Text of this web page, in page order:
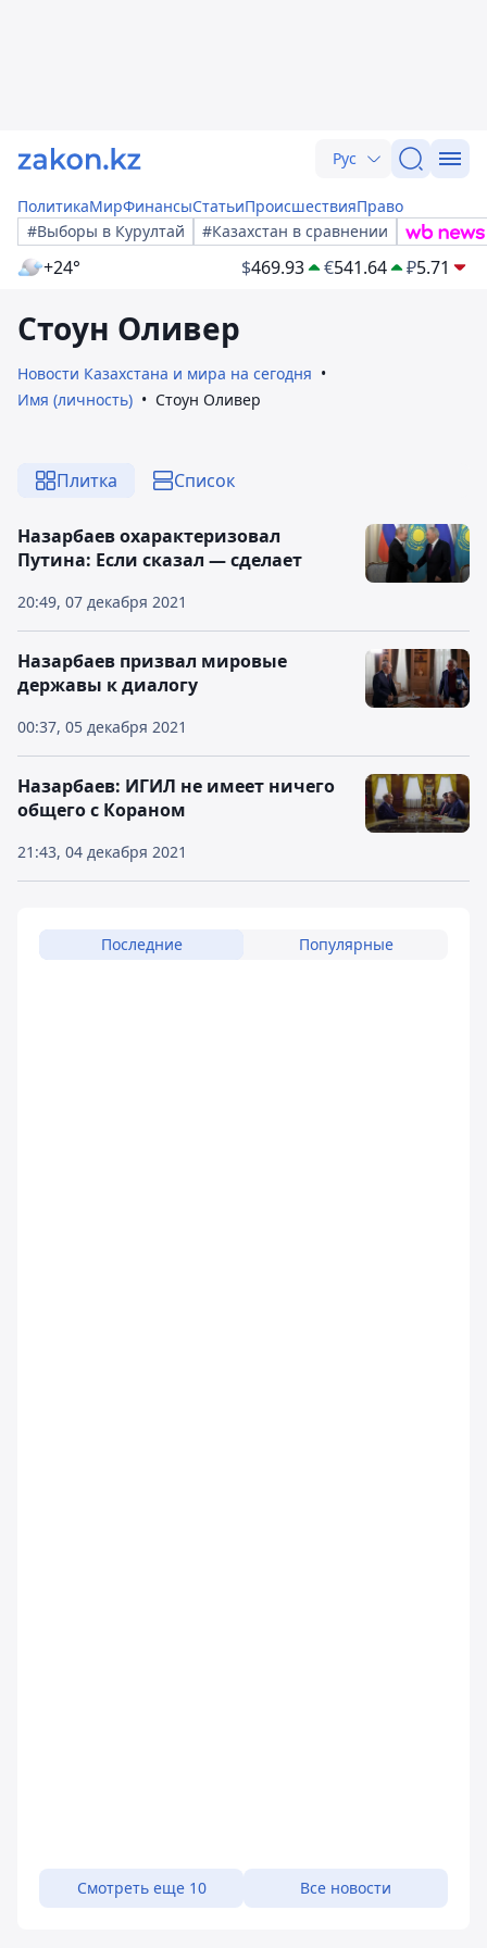
Рус
ПолитикаМирФинансыСтатьиПроисшествияПраво
#Выборы в Курултай
#Казахстан в сравнении
+24° $469.93 €541.64 ₽5.71
Стоун Оливер
Новости Казахстана и мира на сегодня
Имя (личность)
Стоун Оливер
Плитка Список
20:49, 07 декабря 2021
Назарбаев охарактеризовал
Путина: Если сказал — сделает
00:37, 05 декабря 2021
Назарбаев призвал мировые
державы к диалогу
21:43, 04 декабря 2021
Назарбаев: ИГИЛ не имеет ничего
общего с Кораном
Последние Популярные
Смотреть еще 10 Все новости